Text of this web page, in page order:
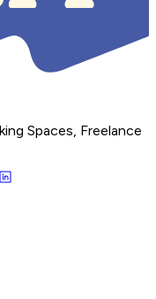
Spaces, Freelance